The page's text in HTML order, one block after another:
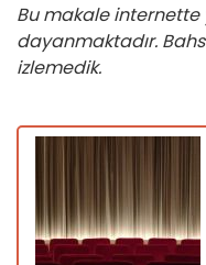
Bu makale
dayanmaktadır.
izlemedik.